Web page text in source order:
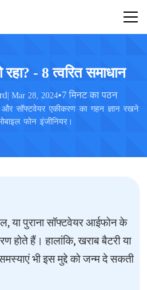
- 8 त्वरित समाधान
| Mar 28, 2024•7 मिनट का पठन
और सॉफ्टवेयर एकीकरण का गहन ज्ञान रखने
फोन इंजीनियर।
या पुराना सॉफ्टवेयर आईफोन के
होते हैं। हालांकि, खराब बैटरी या
भी इस मुद्दे को जन्म दे सकती